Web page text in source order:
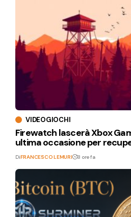
VIDEOGIOCHI
Firewatch lascerà Xbox
ultima occasione per
DiFRANCESCO LEMURI 8 ore fa